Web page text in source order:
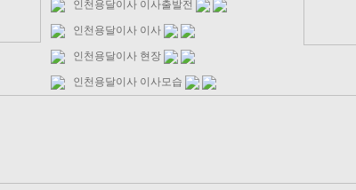
인천용달이사 이사출발전
인천용달이사 이사
인천용달이사 현장
인천용달이사 이사모습